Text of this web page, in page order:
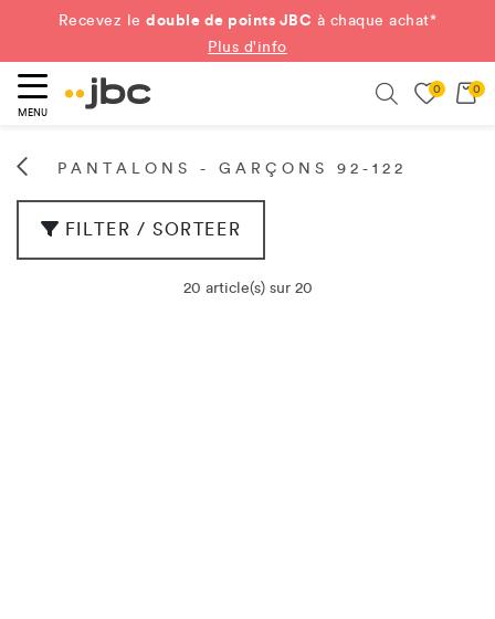
Recevez ledouble de points JBC à chaque achat*
Plus d'info
MENU
0 0
PANTALONS - GARÇONS 92-122
FILTER / SORTEER
20 article(s) sur 20